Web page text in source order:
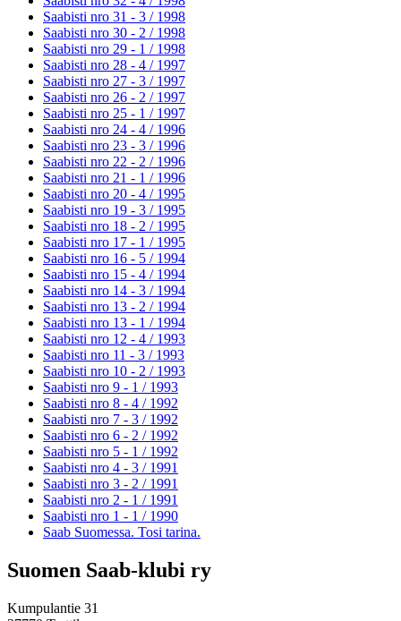
Saabisti nro 31 - 3 / 1998
Saabisti nro 30 - 2 / 1998
Saabisti nro 29 - 1 / 1998
Saabisti nro 28 - 4 / 1997
Saabisti nro 27 - 3 / 1997
Saabisti nro 26 - 2 / 1997
Saabisti nro 25 - 1 / 1997
Saabisti nro 24 - 4 / 1996
Saabisti nro 23 - 3 / 1996
Saabisti nro 22 - 2 / 1996
Saabisti nro 21 - 1 / 1996
Saabisti nro 20 - 4 / 1995
Saabisti nro 19 - 3 / 1995
Saabisti nro 18 - 2 / 1995
Saabisti nro 17 - 1 / 1995
Saabisti nro 16 - 5 / 1994
Saabisti nro 15 - 4 / 1994
Saabisti nro 14 - 3 / 1994
Saabisti nro 13 - 2 / 1994
Saabisti nro 13 - 1 / 1994
Saabisti nro 12 - 4 / 1993
Saabisti nro 11 - 3 / 1993
Saabisti nro 10 - 2 / 1993
Saabisti nro 9 - 1 / 1993
Saabisti nro 8 - 4 / 1992
Saabisti nro 7 - 3 / 1992
Saabisti nro 6 - 2 / 1992
Saabisti nro 5 - 1 / 1992
Saabisti nro 4 - 3 / 1991
Saabisti nro 3 - 2 / 1991
Saabisti nro 2 - 1 / 1991
Saabisti nro 1 - 1 / 1990
Saab Suomessa. Tosi tarina.
Suomen Saab-klubi ry
Kumpulantie 31